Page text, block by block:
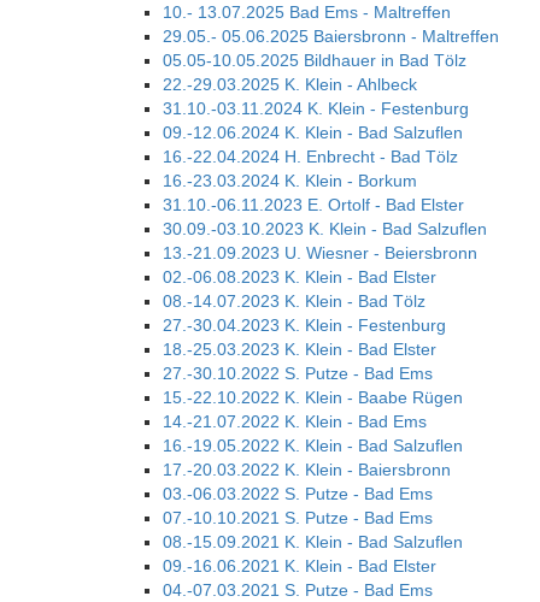
10.- 13.07.2025 Bad Ems - Maltreffen
29.05.- 05.06.2025 Baiersbronn - Maltreffen
05.05-10.05.2025 Bildhauer in Bad Tölz
22.-29.03.2025 K. Klein - Ahlbeck
31.10.-03.11.2024 K. Klein - Festenburg
09.-12.06.2024 K. Klein - Bad Salzuflen
16.-22.04.2024 H. Enbrecht - Bad Tölz
16.-23.03.2024 K. Klein - Borkum
31.10.-06.11.2023 E. Ortolf - Bad Elster
30.09.-03.10.2023 K. Klein - Bad Salzuflen
13.-21.09.2023 U. Wiesner - Beiersbronn
02.-06.08.2023 K. Klein - Bad Elster
08.-14.07.2023 K. Klein - Bad Tölz
27.-30.04.2023 K. Klein - Festenburg
18.-25.03.2023 K. Klein - Bad Elster
27.-30.10.2022 S. Putze - Bad Ems
15.-22.10.2022 K. Klein - Baabe Rügen
14.-21.07.2022 K. Klein - Bad Ems
16.-19.05.2022 K. Klein - Bad Salzuflen
17.-20.03.2022 K. Klein - Baiersbronn
03.-06.03.2022 S. Putze - Bad Ems
07.-10.10.2021 S. Putze - Bad Ems
08.-15.09.2021 K. Klein - Bad Salzuflen
09.-16.06.2021 K. Klein - Bad Elster
04.-07.03.2021 S. Putze - Bad Ems